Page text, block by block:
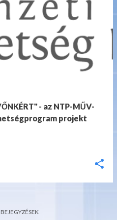
- az NTP-MŰV-
projekt